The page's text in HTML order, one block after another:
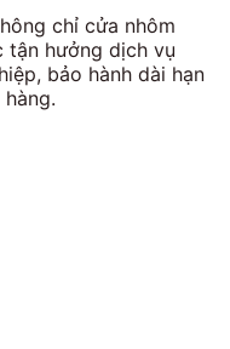
chỉ cửa nhôm
tận hưởng dịch vụ
bảo hành dài hạn